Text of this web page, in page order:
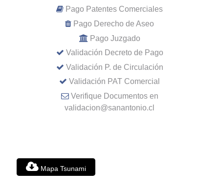
Pago Patentes Comerciales
Pago Derecho de Aseo
Pago Juzgado
Validación Decreto de Pago
Validación P. de Circulación
Validación PAT Comercial
Verifique Documentos en
validacion@sanantonio.cl
Mapa Tsunami